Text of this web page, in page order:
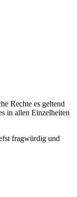
Rechte es geltend
in allen Einzelheiten
fragwürdig und